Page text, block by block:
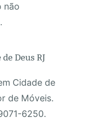
não
Deus RJ
Cidade de
de Móveis.
6250.